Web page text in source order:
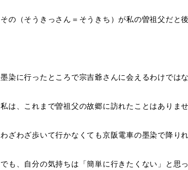
その（そうきっさん＝そうきち）が私の曽祖父だと
墨染に行ったところで宗吉爺さんに会えるわけでは
私は、これまで曽祖父の故郷に訪れたことはありませ
わざわざ歩いて行かなくても京阪電車の墨染で降り
でも、自分の気持ちは「簡単に行きたくない」と思